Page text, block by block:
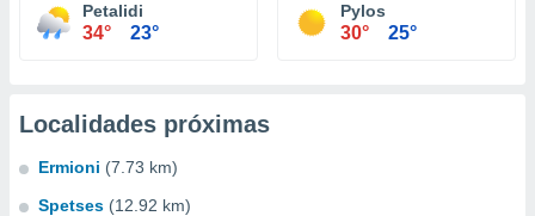
Petalidi
34° 23°
Pylos
30° 25°
Localidades próximas
Ermioni (7.73 km)
Spetses (12.92 km)